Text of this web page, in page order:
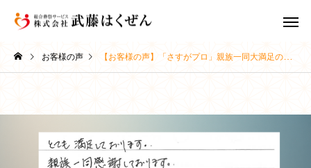
家族葬
お客様の声 【お客様の声】「さすがプロ」親族一同大満足のご葬儀｜稚内市 武藤はくぜん